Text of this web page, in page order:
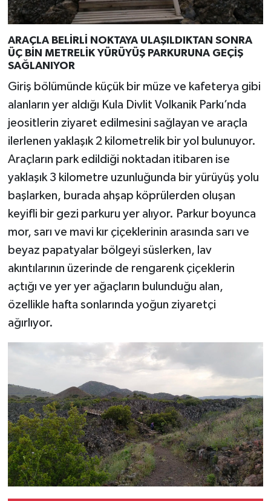
ARAÇLA BELİRLİ NOKTAYA ULAŞILDIKTAN SONRA
ÜÇ BİN METRELİK YÜRÜYÜŞ PARKURUNA GEÇİŞ
SAĞLANIYOR
Giriş bölümünde küçük bir müze ve kafeterya gibi
alanların yer aldığı Kula Divlit Volkanik Parkı’nda
jeositlerin ziyaret edilmesini sağlayan ve araçla
ilerlenen yaklaşık 2 kilometrelik bir yol bulunuyor.
Araçların park edildiği noktadan itibaren ise
yaklaşık 3 kilometre uzunluğunda bir yürüyüş yolu
başlarken, burada ahşap köprülerden oluşan
keyifli bir gezi parkuru yer alıyor. Parkur boyunca
mor, sarı ve mavi kır çiçeklerinin arasında sarı ve
beyaz papatyalar bölgeyi süslerken, lav
akıntılarının üzerinde de rengarenk çiçeklerin
açtığı ve yer yer ağaçların bulunduğu alan,
özellikle hafta sonlarında yoğun ziyaretçi
ağırlıyor.